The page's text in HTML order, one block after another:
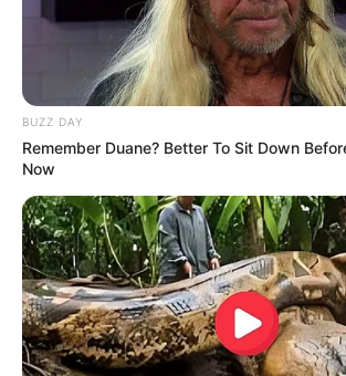
BUZZ DAY
Remember Duane? Better To Sit Down
Now